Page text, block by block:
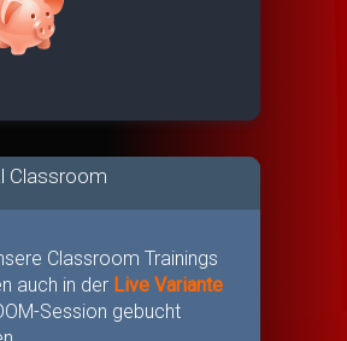
Classroom
Classroom Trainings
auch in der Live Variante
Session gebucht